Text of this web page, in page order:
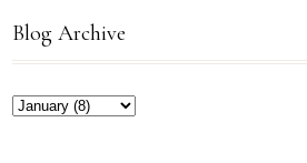
Blog Archive